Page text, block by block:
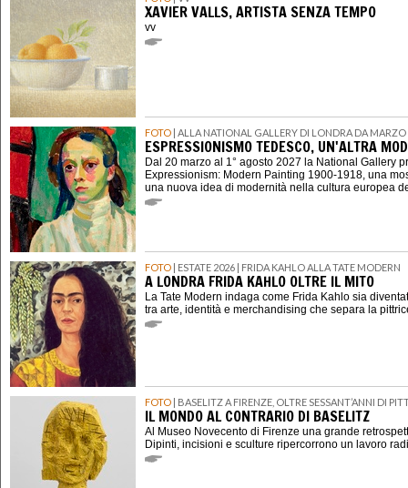
XAVIER VALLS, ARTISTA SENZA TEMPO
vv
FOTO | ALLA NATIONAL GALLERY DI LONDRA DA
ESPRESSIONISMO TEDESCO, UN'ALTRA
Dal 20 marzo al 1° agosto 2027 la National Gallery
Expressionism: Modern Painting 1900-1918, una
una nuova idea di modernità nella cultura europea
FOTO | ESTATE 2026 | FRIDA KAHLO ALLA TATE MODERN
A LONDRA FRIDA KAHLO OLTRE IL MITO
La Tate Modern indaga come Frida Kahlo sia
tra arte, identità e merchandising che separa la
FOTO | BASELITZ A FIRENZE, OLTRE SESSANT’ANNI DI
IL MONDO AL CONTRARIO DI BASELITZ
Al Museo Novecento di Firenze una grande
Dipinti, incisioni e sculture ripercorrono un lavoro